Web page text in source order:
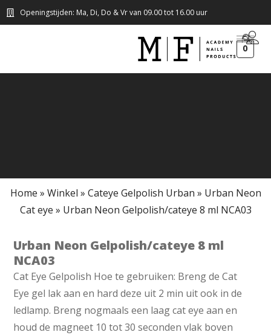
Openingstijden: Ma, Di, Do & Vr van 09.00 tot 16.00 uur
0
Home » Winkel » Cateye Gelpolish Urban » Urban Neon
Cat eye » Urban Neon Gelpolish/cateye 8 ml NCA03
Urban Neon Gelpolish/cateye 8 ml
NCA03
Cat Eye Gelpolish Hoe te gebruiken: Breng de Cat
Eye gel lak aan en hard deze uit 2 min uit ook in de
ledlamp. Breng nogmaals een laag cat eye aan en
houd de magneet 10 tot 30 seconden vlak boven